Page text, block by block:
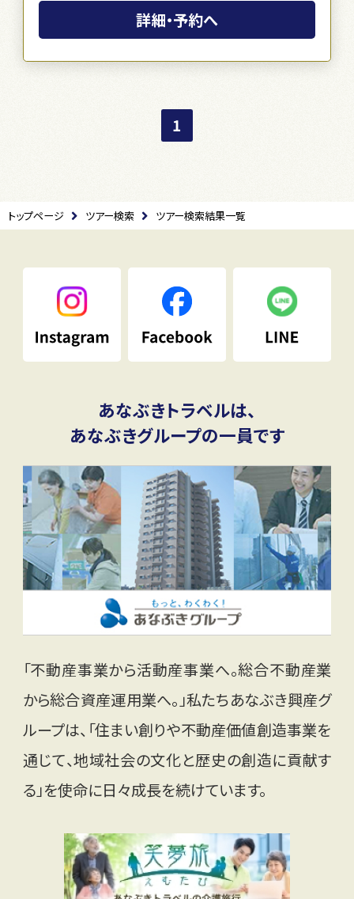
詳細・予約へ
1
トップページ ツアー検索 ツアー検索結果一覧
あなぶきトラベルは、
あなぶきグループの一員です
「不動産事業から活動産事業へ。総合不動産業
から総合資産運用業へ。」私たちあなぶき興産グ
ループは、「住まい創りや不動産価値創造事業を
通じて、地域社会の文化と歴史の創造に貢献す
る」を使命に日々成長を続けています。